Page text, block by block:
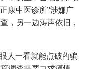
康中医诊所”涉嫌广
，另一边涛声依旧，
人一看就能点破的骗